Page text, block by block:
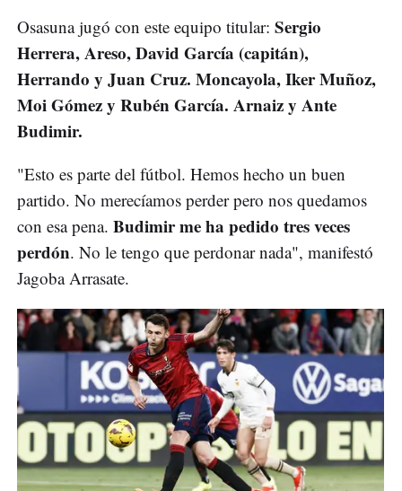
Osasuna jugó con este equipo titular: Sergio
Herrera, Areso, David García (capitán),
Herrando y Juan Cruz. Moncayola, Iker Muñoz,
Moi Gómez y Rubén García. Arnaiz y Ante
Budimir.
"Esto es parte del fútbol. Hemos hecho un buen
partido. No merecíamos perder pero nos quedamos
con esa pena. Budimir me ha pedido tres veces
perdón. No le tengo que perdonar nada", manifestó
Jagoba Arrasate.